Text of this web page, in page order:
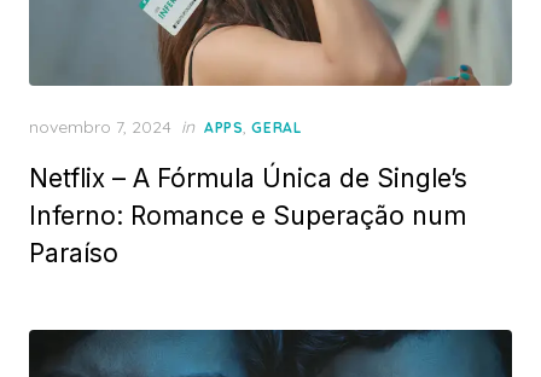
Posted
novembro 7, 2024 in APPS,GERAL
Netflix – A Fórmula Única de Single’s
Inferno: Romance e Superação num
Paraíso